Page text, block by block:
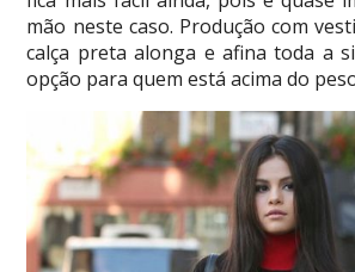
mão neste caso. Produção com
calça preta alonga e afina toda a
opção para quem está acima do